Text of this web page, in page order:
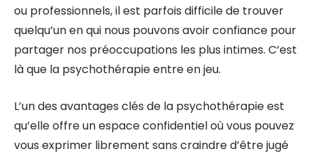
ou professionnels, il est parfois difficile de trouver
quelqu’un en qui nous pouvons avoir confiance pour
partager nos préoccupations les plus intimes. C’est
là que la psychothérapie entre en jeu.
L’un des avantages clés de la psychothérapie est
qu’elle offre un espace confidentiel où vous pouvez
vous exprimer librement sans craindre d’être jugé